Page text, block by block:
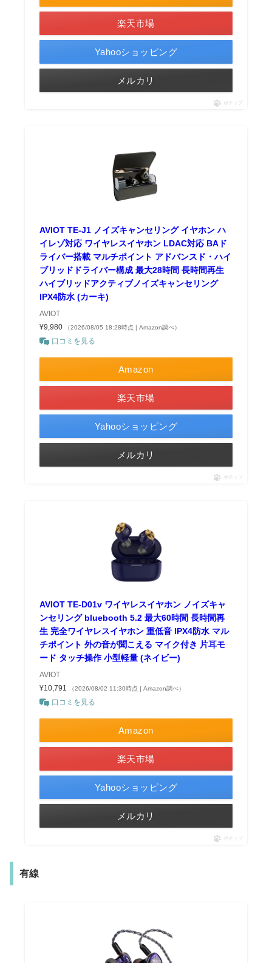
楽天市場
Yahooショッピング
メルカリ
ポチップ
AVIOT TE-J1 ノイズキャンセリング イヤホン ハ
イレゾ対応 ワイヤレスイヤホン LDAC対応 BAド
ライバー搭載 マルチポイント アドバンスド・ハイ
ブリッドドライバー構成 最大28時間 長時間再生
ハイブリッドアクティブノイズキャンセリング
IPX4防水 (カーキ)
AVIOT
¥9,980
（2026/08/05 18:28時点 | Amazon調べ）
口コミを見る
Amazon
楽天市場
Yahooショッピング
メルカリ
ポチップ
AVIOT TE-D01v ワイヤレスイヤホン ノイズキャ
ンセリング bluebooth 5.2 最大60時間 長時間再
生 完全ワイヤレスイヤホン 重低音 IPX4防水 マル
チポイント 外の音が聞こえる マイク付き 片耳モ
ード タッチ操作 小型軽量 (ネイビー)
AVIOT
¥10,791
（2026/08/02 11:30時点 | Amazon調べ）
口コミを見る
Amazon
楽天市場
Yahooショッピング
メルカリ
ポチップ
有線